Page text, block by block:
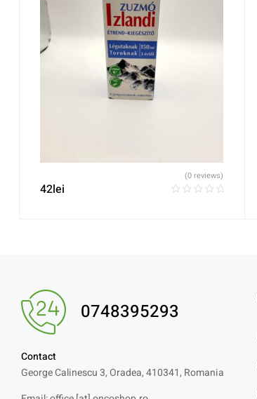
42lei
(0 reviews)
0748395293
Contact
George Calinescu 3, Oradea, 410341, Romania